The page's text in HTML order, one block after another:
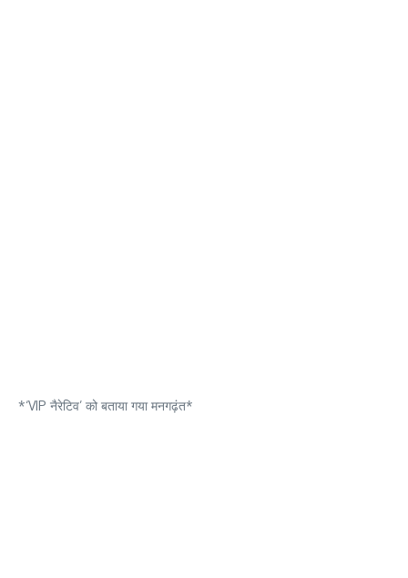
*‘VIP नैरेटिव’ को बताया गया मनगढ़ंत*